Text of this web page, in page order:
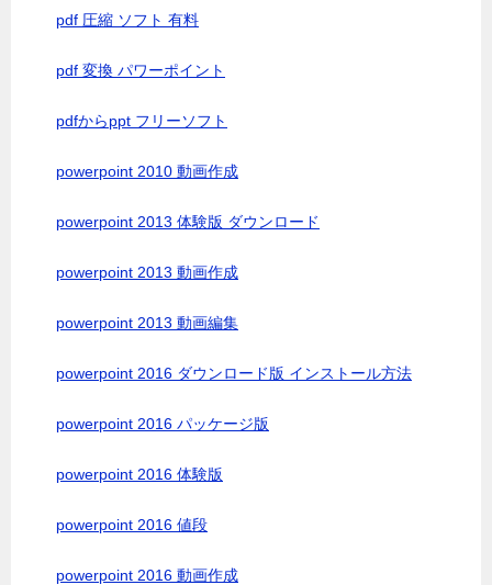
pdf 圧縮 ソフト 有料
pdf 変換 パワーポイント
pdfからppt フリーソフト
powerpoint 2010 動画作成
powerpoint 2013 体験版 ダウンロード
powerpoint 2013 動画作成
powerpoint 2013 動画編集
powerpoint 2016 ダウンロード版 インストール方法
powerpoint 2016 パッケージ版
powerpoint 2016 体験版
powerpoint 2016 値段
powerpoint 2016 動画作成